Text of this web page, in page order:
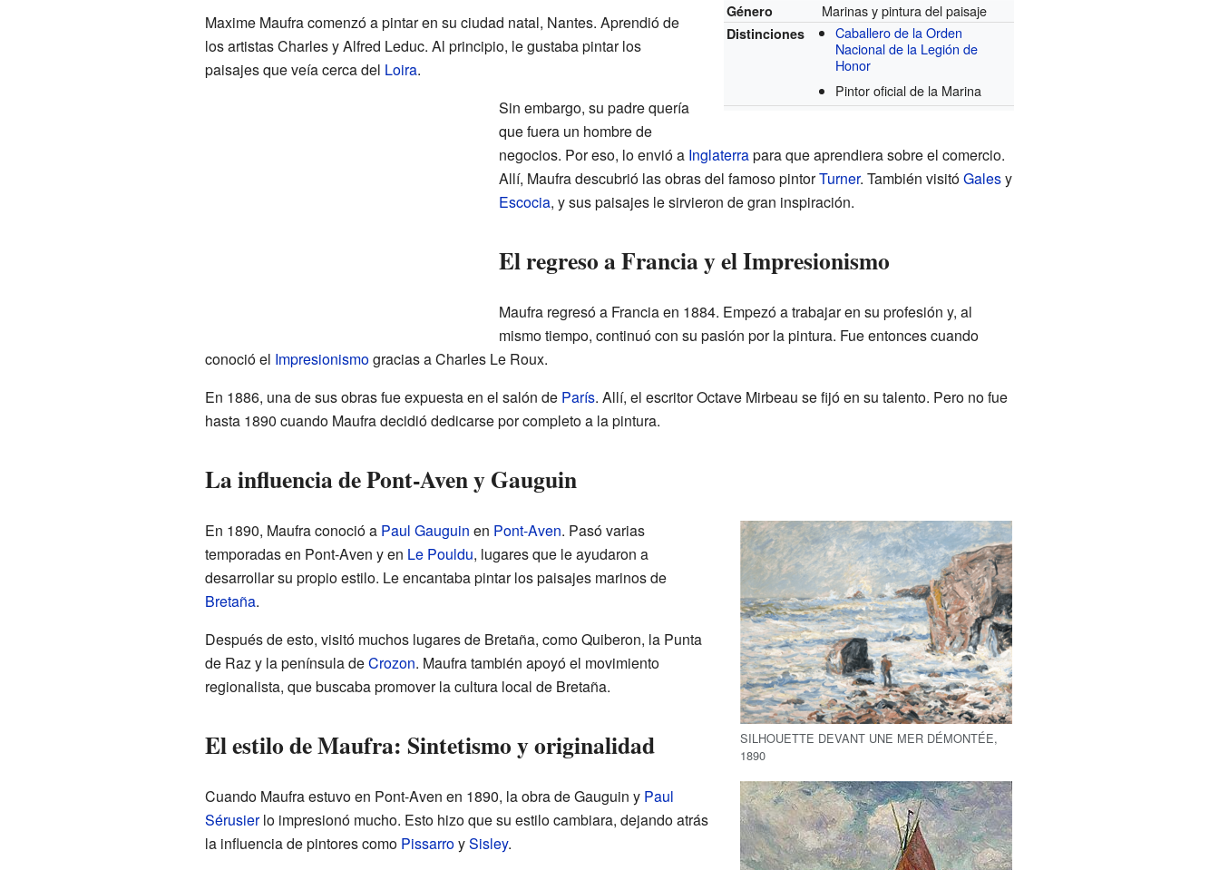
Género Marinas y pintura del paisaje
Distinciones
Caballero de la Orden
Nacional de la Legión de
Honor
Pintor oficial de la Marina
Maxime Maufra comenzó a pintar en su ciudad natal, Nantes. Aprendió de
los artistas Charles y Alfred Leduc. Al principio, le gustaba pintar los
paisajes que veía cerca del Loira.
Sin embargo, su padre quería
que fuera un hombre de
negocios. Por eso, lo envió a Inglaterrapara que aprendiera sobre el comercio.
Allí, Maufra descubrió las obras del famoso pintorTurner. También visitóGalesy
Escocia, y sus paisajes le sirvieron de gran inspiración.
El regreso a Francia y el Impresionismo
Maufra regresó a Francia en 1884. Empezó a trabajar en su profesión y, al
mismo tiempo, continuó con su pasión por la pintura. Fue entonces cuando
conoció el Impresionismogracias a Charles Le Roux.
En 1886, una de sus obras fue expuesta en el salón de París. Allí, el escritor Octave Mirbeau se fijó en su talento. Pero no fue
hasta 1890 cuando Maufra decidió dedicarse por completo a la pintura.
La influencia de Pont-Aven y Gauguin
SILHOUETTE DEVANT UNE MER DÉMONTÉE,
1890
En 1890, Maufra conoció a Paul Gauguin en Pont-Aven. Pasó varias
temporadas en Pont-Aven y en Le Pouldu, lugares que le ayudaron a
desarrollar su propio estilo. Le encantaba pintar los paisajes marinos de
Bretaña.
Después de esto, visitó muchos lugares de Bretaña, como Quiberon, la Punta
de Raz y la península deCrozon. Maufra también apoyó el movimiento
regionalista, que buscaba promover la cultura local de Bretaña.
El estilo de Maufra: Sintetismo y originalidad
Cuando Maufra estuvo en Pont-Aven en 1890, la obra de Gauguin y Paul
Sérusierlo impresionó mucho. Esto hizo que su estilo cambiara, dejando atrás
la influencia de pintores como PissarroySisley.